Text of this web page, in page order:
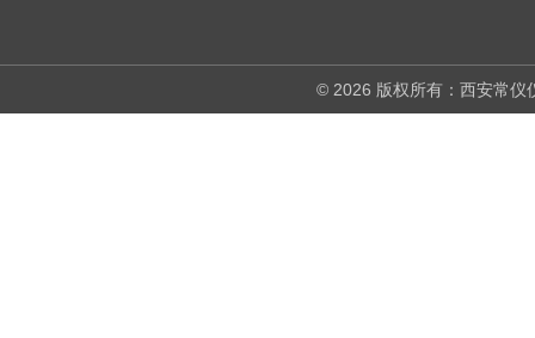
© 2026 版权所有：西安常